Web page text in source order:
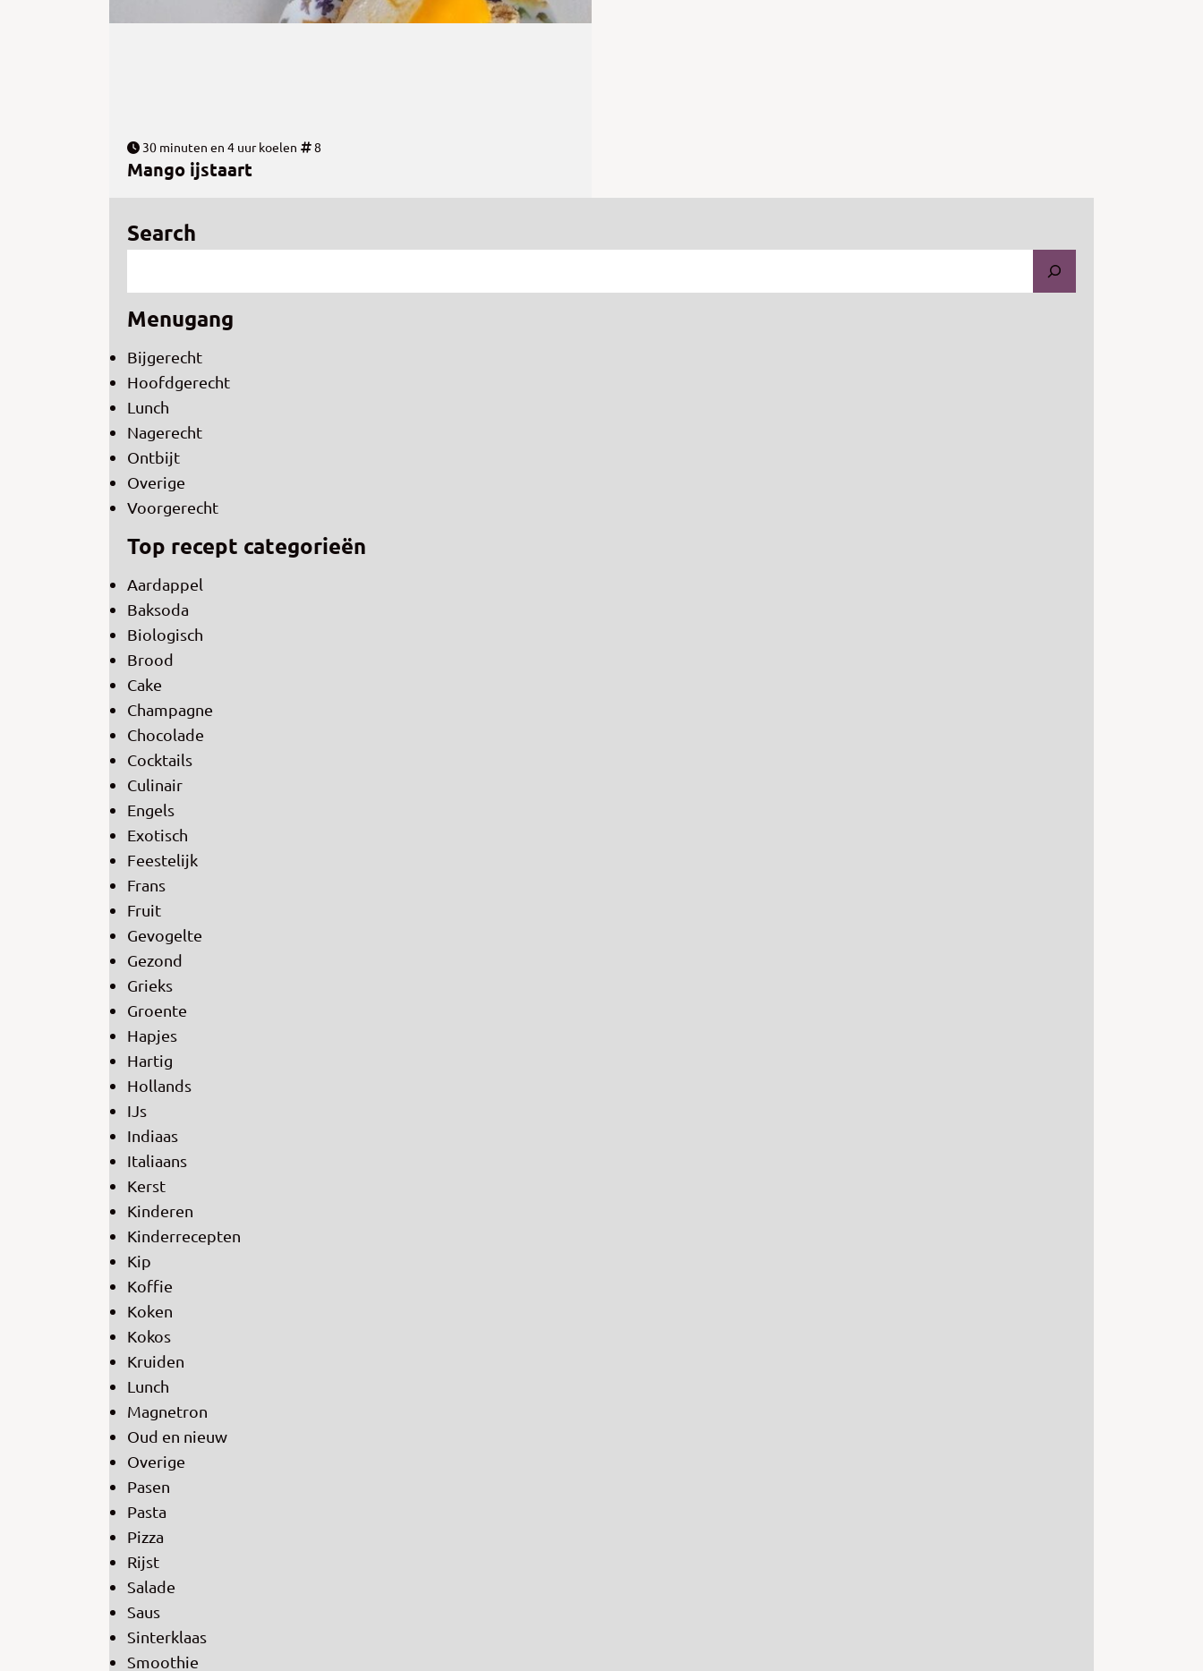
30 minuten en 4 uur koelen 8
Mango ijstaart
Search
Menugang
Bijgerecht
Hoofdgerecht
Lunch
Nagerecht
Ontbijt
Overige
Voorgerecht
Top recept categorieën
Aardappel
Baksoda
Biologisch
Brood
Cake
Champagne
Chocolade
Cocktails
Culinair
Engels
Exotisch
Feestelijk
Frans
Fruit
Gevogelte
Gezond
Grieks
Groente
Hapjes
Hartig
Hollands
IJs
Indiaas
Italiaans
Kerst
Kinderen
Kinderrecepten
Kip
Koffie
Koken
Kokos
Kruiden
Lunch
Magnetron
Oud en nieuw
Overige
Pasen
Pasta
Pizza
Rijst
Salade
Saus
Sinterklaas
Smoothie